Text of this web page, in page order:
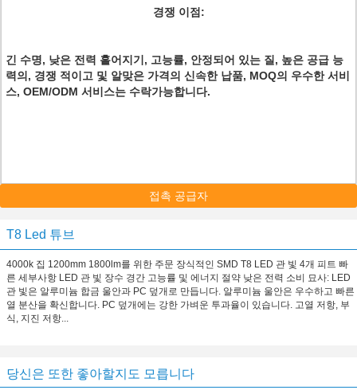
경쟁 이점:
긴 수명, 낮은 전력 흩어지기, 고능률, 안정되어 있는 질, 높은 공급 능
력의, 경쟁 적이고 및 알맞은 가격의 신속한 납품, MOQ의 우수한 서비
스, OEM/ODM 서비스는 수락가능합니다.
접촉 공급자
T8 Led 튜브
4000k 집 1200mm 1800lm를 위한 주문 장식적인 SMD T8 LED 관 빛 4개 피트 빠
른 세부사항 LED 관 빛 장수 경간 고능률 및 에너지 절약 낮은 전력 소비 묘사: LED
관 빛은 알루미늄 합금 울안과 PC 덮개로 만듭니다. 알루미늄 울안은 우수하고 빠른
열 분산을 확신합니다. PC 덮개에는 강한 가벼운 투과율이 있습니다. 고열 저항, 부
식, 지진 저항...
당신은 또한 좋아할지도 모릅니다